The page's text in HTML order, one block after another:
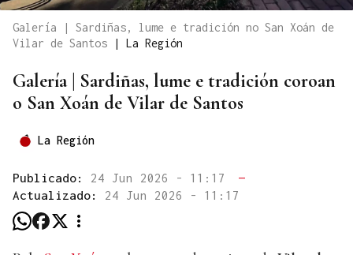
Galería | Sardiñas, lume e tradición no San Xoán de
Vilar de Santos
| La Región
Galería | Sardiñas, lume e tradición coroan
o San Xoán de Vilar de Santos
La Región
Publicado: 24 Jun 2026 - 11:17
—
Actualizado: 24 Jun 2026 - 11:17